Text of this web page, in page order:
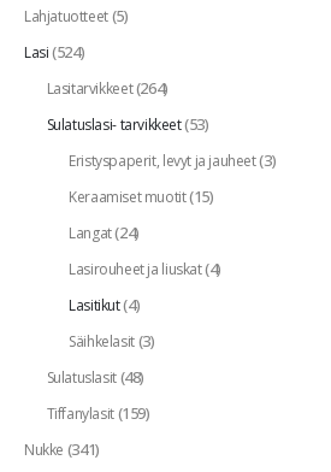
Lahjatuotteet(5)
Lasi(524)
Lasitarvikkeet(264)
Sulatuslasi- tarvikkeet(53)
Eristyspaperit, levyt ja jauheet(3)
Keraamiset muotit(15)
Langat(24)
Lasirouheet ja liuskat(4)
Lasitikut(4)
Säihkelasit(3)
Sulatuslasit(48)
Tiffanylasit(159)
Nukke (341)